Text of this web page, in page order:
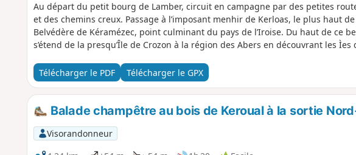
Au départ du petit bourg de Lamber, circuit en campagne par des petites
et des chemins creux. Passage à l’imposant menhir de Kerloas, le plus haut
Belvédère de Kéramézec, point culminant du pays de l’Iroise. Du haut de ce
s’étend de la presqu’Île de Crozon à la région des Abers en découvrant les Ìes
Télécharger le PDF Télécharger le GPX
Balade champêtre au bois de Keroual à la sortie
Visorandonneur